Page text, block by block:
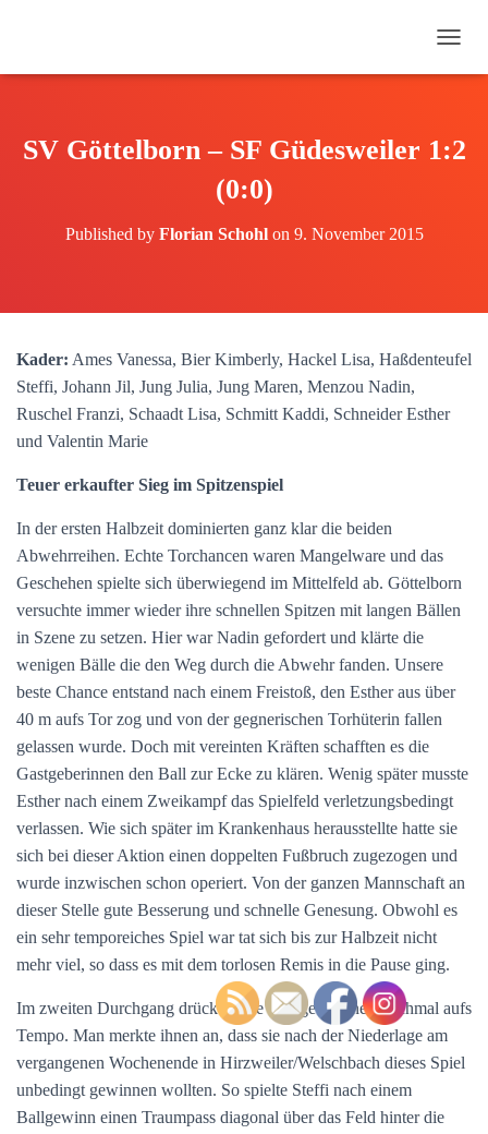
A
A
A
SV Göttelborn – SF Güdesweiler 1:2
(0:0)
Published by Florian Schohlon 9. November 2015
Kader: Ames Vanessa, Bier Kimberly, Hackel Lisa, Haßdenteufel
Steffi, Johann Jil, Jung Julia, Jung Maren, Menzou Nadin,
Ruschel Franzi, Schaadt Lisa, Schmitt Kaddi, Schneider Esther
und Valentin Marie
Teuer erkaufter Sieg im Spitzenspiel
In der ersten Halbzeit dominierten ganz klar die beiden
Abwehrreihen. Echte Torchancen waren Mangelware und das
Geschehen spielte sich überwiegend im Mittelfeld ab. Göttelborn
versuchte immer wieder ihre schnellen Spitzen mit langen Bällen
in Szene zu setzen. Hier war Nadin gefordert und klärte die
wenigen Bälle die den Weg durch die Abwehr fanden. Unsere
beste Chance entstand nach einem Freistoß, den Esther aus über
40 m aufs Tor zog und von der gegnerischen Torhüterin fallen
gelassen wurde. Doch mit vereinten Kräften schafften es die
Gastgeberinnen den Ball zur Ecke zu klären. Wenig später musste
Esther nach einem Zweikampf das Spielfeld verletzungsbedingt
verlassen. Wie sich später im Krankenhaus herausstellte hatte sie
sich bei dieser Aktion einen doppelten Fußbruch zugezogen und
wurde inzwischen schon operiert. Von der ganzen Mannschaft an
dieser Stelle gute Besserung und schnelle Genesung. Obwohl es
ein sehr temporeiches Spiel war tat sich bis zur Halbzeit nicht
mehr viel, so dass es mit dem torlosen Remis in die Pause ging.
Im zweiten Durchgang drückten die Gastgeberinnen nochmal aufs
Tempo. Man merkte ihnen an, dass sie nach der Niederlage am
vergangenen Wochenende in Hirzweiler/Welschbach dieses Spiel
unbedingt gewinnen wollten. So spielte Steffi nach einem
Ballgewinn einen Traumpass diagonal über das Feld hinter die